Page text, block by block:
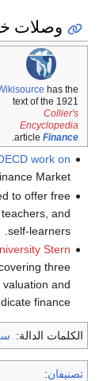
وصلات
Wikisourcehas the
text of the 1921
Collier's
Encyclopedia
articleFinance
.
OECD work on
Market
to offer free
teachers, and
self-learners.
University Stern
covering three
valuation and
finance.
الكلمات الدالة:
تصنيفان: